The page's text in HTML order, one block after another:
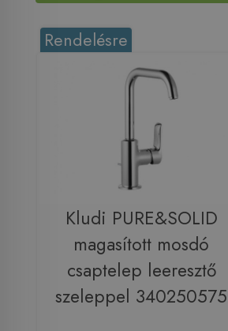
Rendelésre
Kludi PURE&SOLID
magasított mosdó
csaptelep leeresztő
szeleppel 340250575